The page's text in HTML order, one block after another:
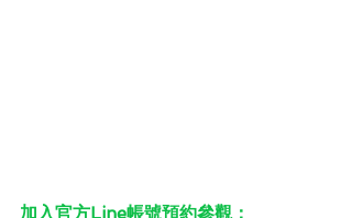
加入官方Line帳號預約參觀：